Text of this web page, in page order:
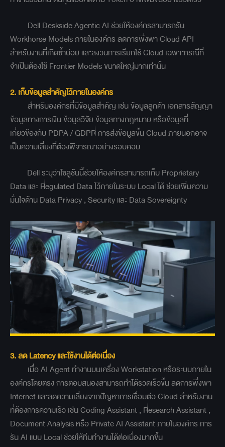
Dell Deskside Agentic AI ช่วยให้องค์กรสามารถรัน
Workhorse Models ภายในองค์กร ลดการพึ่งพา Cloud API
สำหรับงานที่เกิดซ้ำบ่อย และสงวนการเรียกใช้ Cloud เฉพาะกรณีที่
จำเป็นต้องใช้ Frontier Models ขนาดใหญ่มากเท่านั้น
2. เก็บข้อมูลสำคัญไว้ภายในองค์กร
สำหรับองค์กรที่มีข้อมูลสำคัญ เช่น ข้อมูลลูกค้า เอกสารสัญญา
ข้อมูลทางการเงิน ข้อมูลวิจัย ข้อมูลทางกฎหมาย หรือข้อมูลที่
เกี่ยวข้องกับ PDPA / GDPR การส่งข้อมูลขึ้น Cloud ภายนอกอาจ
เป็นความเสี่ยงที่ต้องพิจารณาอย่างรอบคอบ
Dell ระบุว่าโซลูชันนี้ช่วยให้องค์กรสามารถเก็บ Proprietary
Data และ Regulated Data ไว้ภายในระบบ Local ได้ ช่วยเพิ่มความ
มั่นใจด้าน Data Privacy , Security และ Data Sovereignty
3. ลด Latency และใช้งานได้ต่อเนื่อง
เมื่อ AI Agent ทำงานบนเครื่อง Workstation หรือระบบภายใน
องค์กรโดยตรง การตอบสนองสามารถทำได้รวดเร็วขึ้น ลดการพึ่งพา
Internet และลดความเสี่ยงจากปัญหาการเชื่อมต่อ Cloud สำหรับงาน
ที่ต้องการความเร็ว เช่น Coding Assistant , Research Assistant ,
Document Analysis หรือ Private AI Assistant ภายในองค์กร การ
รัน AI แบบ Local ช่วยให้ทีมทำงานได้ต่อเนื่องมากขึ้น